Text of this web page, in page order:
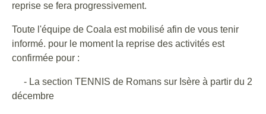
reprise se fera progressivement.
Toute l'équipe de Coala est mobilisé afin de vous tenir
informé. pour le moment la reprise des activités est
confirmée pour :
- La section TENNIS de Romans sur Isère à partir du 2
décembre